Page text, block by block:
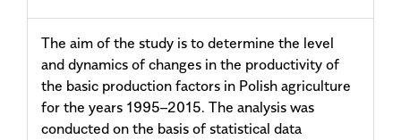
The aim of the study is to determine the level
and dynamics of changes in the productivity of
the basic production factors in Polish agriculture
for the years 1995–2015. The analysis was
conducted on the basis of statistical data